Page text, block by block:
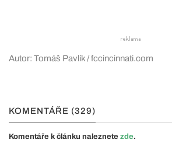
Autor: Tomáš Pavlík / fccincinnati.com
KOMENTÁŘE (329)
Komentáře k článku naleznete zde.